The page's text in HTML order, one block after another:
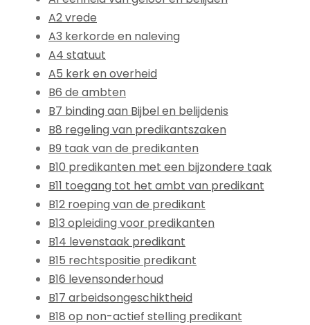
A2 vrede
A3 kerkorde en naleving
A4 statuut
A5 kerk en overheid
B6 de ambten
B7 binding aan Bijbel en belijdenis
B8 regeling van predikantszaken
B9 taak van de predikanten
B10 predikanten met een bijzondere taak
B11 toegang tot het ambt van predikant
B12 roeping van de predikant
B13 opleiding voor predikanten
B14 levenstaak predikant
B15 rechtspositie predikant
B16 levensonderhoud
B17 arbeidsongeschiktheid
B18 op non-actief stelling predikant